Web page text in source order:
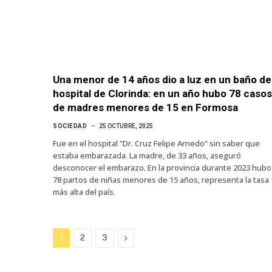
Una menor de 14 años dio a luz en un baño
hospital de Clorinda: en un año hubo 78 casos
de madres menores de 15 en Formosa
SOCIEDAD 25 OCTUBRE, 2025
Fue en el hospital “Dr. Cruz Felipe Arnedo” sin saber que
estaba embarazada. La madre, de 33 años, aseguró
desconocer el embarazo. En la provincia durante 2023 hubo
78 partos de niñas menores de 15 años, representa la tasa
más alta del país.
1 2 3 Next